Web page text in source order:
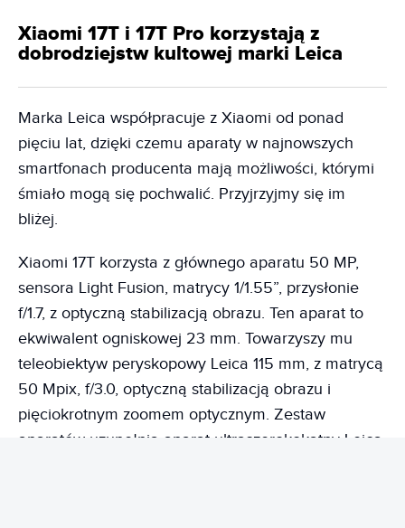
Xiaomi 17T i 17T Pro korzystają z
dobrodziejstw kultowej marki Leica
Marka Leica współpracuje z Xiaomi od ponad
pięciu lat, dzięki czemu aparaty w najnowszych
smartfonach producenta mają możliwości, którymi
śmiało mogą się pochwalić. Przyjrzyjmy się im
bliżej.
Xiaomi 17T korzysta z głównego aparatu 50 MP,
sensora Light Fusion, matrycy 1/1.55”, przysłonie
f/1.7, z optyczną stabilizacją obrazu. Ten aparat to
ekwiwalent ogniskowej 23 mm. Towarzyszy mu
teleobiektyw peryskopowy Leica 115 mm, z matrycą
50 Mpix, f/3.0, optyczną stabilizacją obrazu i
pięciokrotnym zoomem optycznym. Zestaw
aparatów uzupełnia aparat ultraszerokokątny Leica